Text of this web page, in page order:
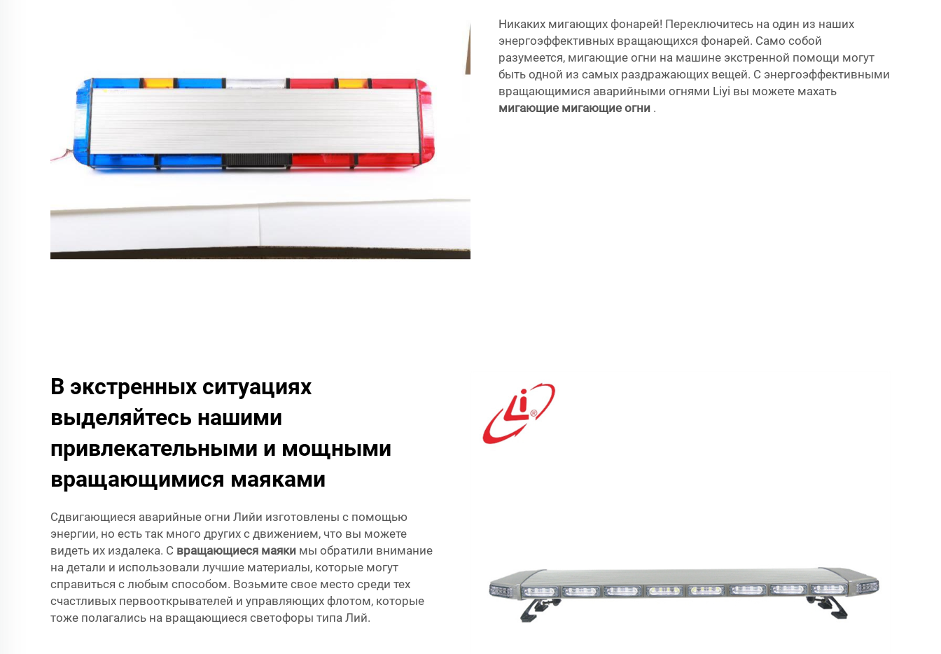
Никаких мигающих фонарей! Переключитесь на один из наших
энергоэффективных вращающихся фонарей. Само собой
разумеется, мигающие огни на машине экстренной помощи могут
быть одной из самых раздражающих вещей. С энергоэффективными
вращающимися аварийными огнями Liyi вы можете махать
мигающие мигающие огни .
В экстренных ситуациях
выделяйтесь нашими
привлекательными и мощными
вращающимися маяками
Сдвигающиеся аварийные огни Лийи изготовлены с помощью
энергии, но есть так много других с движением, что вы можете
видеть их издалека. С вращающиеся маяки мы обратили внимание
на детали и использовали лучшие материалы, которые могут
справиться с любым способом. Возьмите свое место среди тех
счастливых первооткрывателей и управляющих флотом, которые
тоже полагались на вращающиеся светофоры типа Лий.